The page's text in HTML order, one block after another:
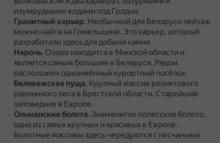
изумрудными водами под Гродно.
Гранитный карьер. Необычный для Беларуси пейзаж
можно найти на Гомельщине. Это карьер, который
разработали здесь для добычи камня.
Нарочь. Озеро находится в Минской области и
является самым большим в Беларуси. Рядом
расположен одноимённый курортный посёлок.
Беловежская пуща. Крупный массив реликтового
равнинного леса в Брестской области. Старейший
заповедник в Европе.
Ольманские болота. Знаменитое полесское болото,
одно из самых крупных и красивых в Европе.
Болотные массивы здесь чередуются с песчаными